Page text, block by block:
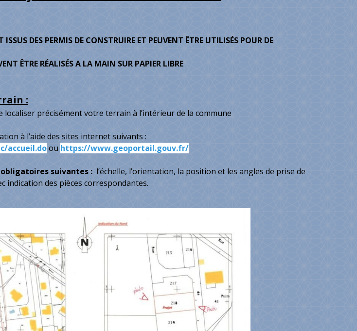
DES PERMIS DE CONSTRUIRE ET PEUVENT ÊTRE UTILISÉS POUR DE
ÊTRE RÉALISÉS A LA MAIN SUR PAPIER LIBRE
:
précisément votre terrain à l’intérieur de la commune
à l’aide des sites internet suivants :
accueil.doou https://www.geoportail.gouv.fr/
suivantes :l’échelle, l’orientation, la position et les angles de prise de
indication des pièces correspondantes.